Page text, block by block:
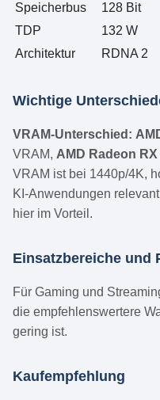
Speicherbus
128 Bit
TDP
132 W
Architektur
RDNA 2
Wichtige
VRAM-Unterschied:
VRAM, AMD Radeon RX
VRAM ist bei 1440p/4K,
KI-Anwendungen
hier im Vorteil.
Einsatzbereiche und
Für Gaming und
die empfehlenswertere
gering ist.
Kaufempfehlung